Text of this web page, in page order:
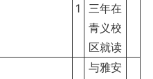
1
三年在
青义校
区就读
与雅安